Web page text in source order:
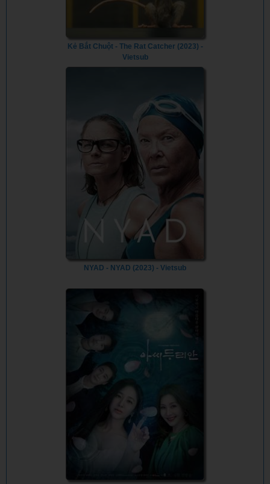
Kẻ Bắt Chuột - The Rat Catcher (2023) -
Vietsub
NYAD - NYAD (2023) - Vietsub